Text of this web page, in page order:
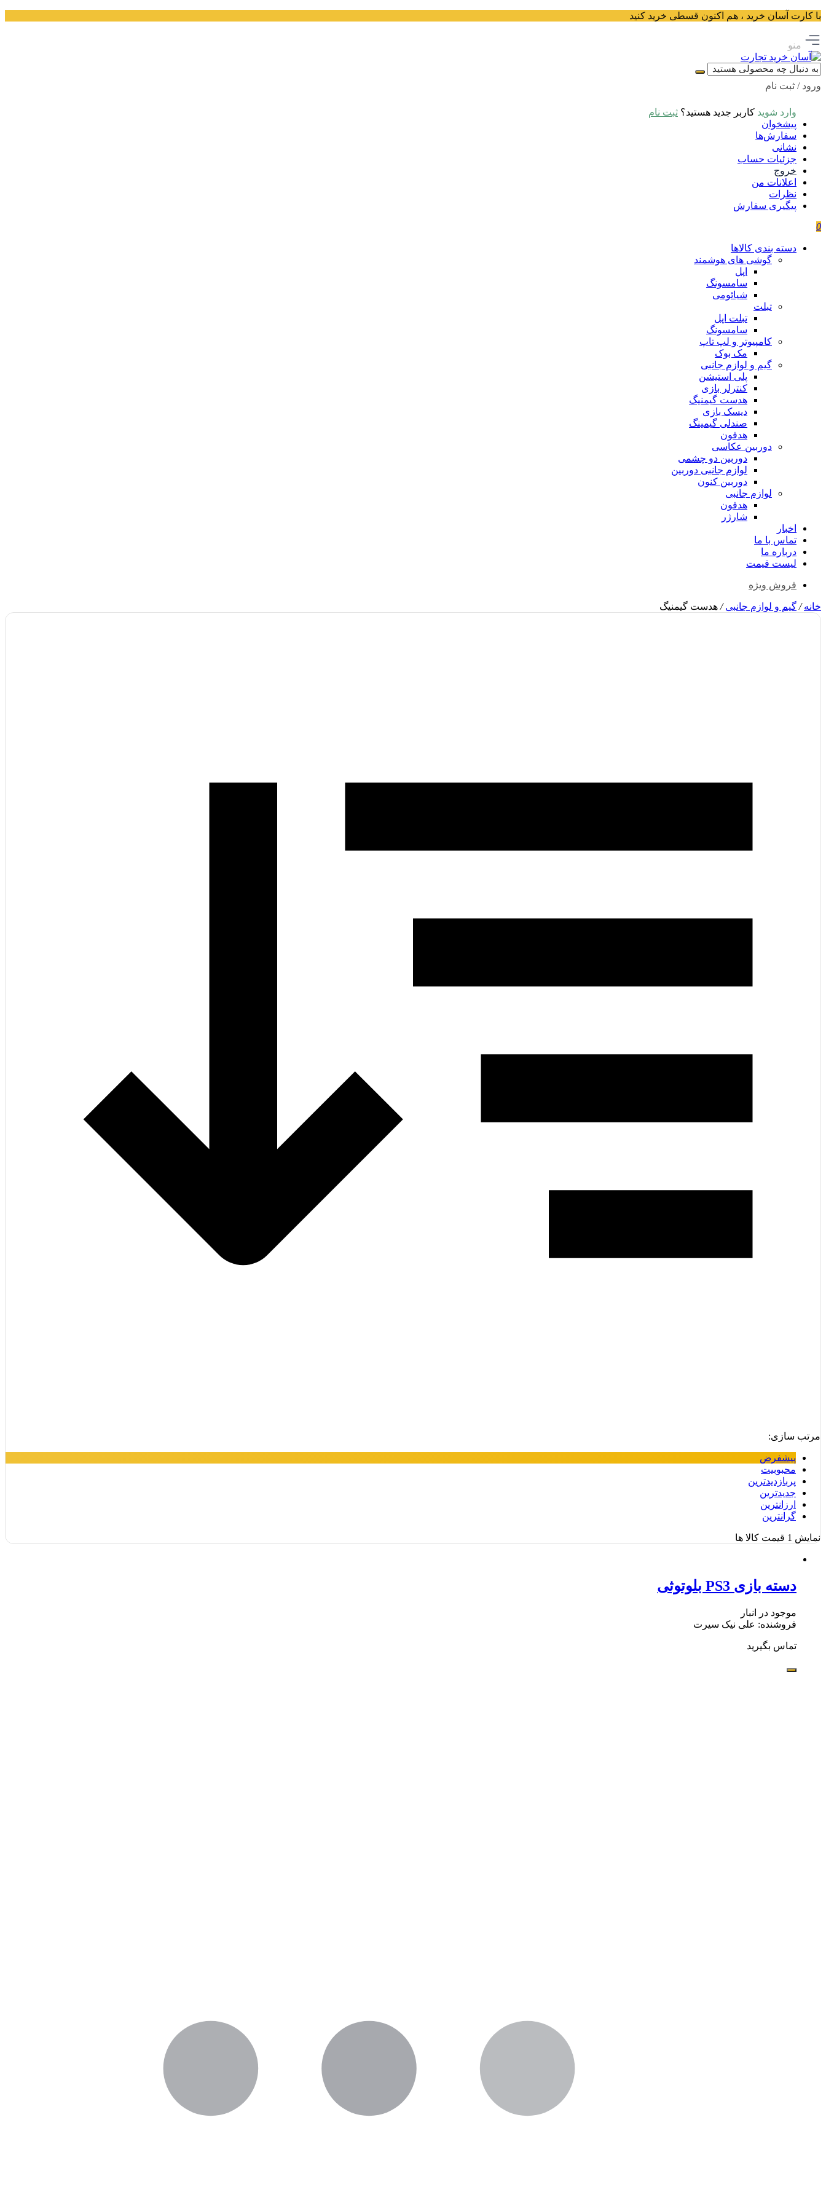
با کارت آسان خرید ، هم اکنون قسطی خرید کنید
منو
ورود / ثبت نام
وارد شوید کاربر جدید هستید؟ ثبت نام
پیشخوان
سفارش‌ها
نشانی
جزئیات حساب
خروج
اعلانات من
نظرات
پیگیری سفارش
0
دسته بندی کالاها
گوشی های هوشمند
اپل
سامسونگ
شیائومی
تبلت
تبلت اپل
سامسونگ
کامپیوتر و لپ تاپ
مک بوک
گیم و لوازم جانبی
پلی استیشن
کنترلر بازی
هدست گیمنیگ
دیسک بازی
صندلی گیمینگ
هدفون
دوربین عکاسی
دوربین دو چشمی
لوازم جانبی دوربین
دوربین کنون
لوازم جانبی
هدفون
شارژر
اخبار
تماس با ما
درباره ما
لیست قیمت
فروش ویژه
خانه/ گیم و لوازم جانبی/ هدست گیمنیگ
مرتب سازی:
پیشفرض
محبوبیت
پربازدیدترین
جدیدترین
ارزانترین
گرانترین
نمایش 1 قیمت کالا ها
دسته بازی PS3 بلوتوثی
موجود در انبار
فروشنده: علی نیک سیرت
تماس بگیرید